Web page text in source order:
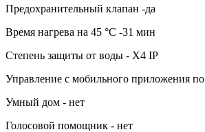
Предохранительный клапан -да
Время нагрева на 45 °C -31 мин
Степень защиты от воды - X4 IP
Управление c мобильного приложения
Умный дом - нет
Голосовой помощник - нет